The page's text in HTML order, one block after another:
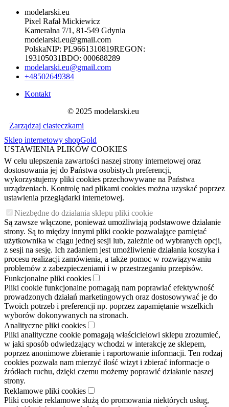
modelarski.eu
Pixel Rafał Mickiewicz
Kameralna 7/1, 81-549 Gdynia
modelarski.eu@gmail.com
PolskaNIP: PL9661310819REGON:
193105031BDO: 000688289
modelarski.eu@gmail.com
+48502649384
Kontakt
© 2025 modelarski.eu
Zarządzaj ciasteczkami
Sklep internetowy shopGold
USTAWIENIA PLIKÓW COOKIES
W celu ulepszenia zawartości naszej strony internetowej oraz
dostosowania jej do Państwa osobistych preferencji,
wykorzystujemy pliki cookies przechowywane na Państwa
urządzeniach. Kontrolę nad plikami cookies można uzyskać poprzez
ustawienia przeglądarki internetowej.
Niezbędne do działania sklepu pliki cookie
Są zawsze włączone, ponieważ umożliwiają podstawowe działanie
strony. Są to między innymi pliki cookie pozwalające pamiętać
użytkownika w ciągu jednej sesji lub, zależnie od wybranych opcji,
z sesji na sesję. Ich zadaniem jest umożliwienie działania koszyka i
procesu realizacji zamówienia, a także pomoc w rozwiązywaniu
problemów z zabezpieczeniami i w przestrzeganiu przepisów.
Funkcjonalne pliki cookies
Pliki cookie funkcjonalne pomagają nam poprawiać efektywność
prowadzonych działań marketingowych oraz dostosowywać je do
Twoich potrzeb i preferencji np. poprzez zapamiętanie wszelkich
wyborów dokonywanych na stronach.
Analityczne pliki cookies
Pliki analityczne cookie pomagają właścicielowi sklepu zrozumieć,
w jaki sposób odwiedzający wchodzi w interakcję ze sklepem,
poprzez anonimowe zbieranie i raportowanie informacji. Ten rodzaj
cookies pozwala nam mierzyć ilość wizyt i zbierać informacje o
źródłach ruchu, dzięki czemu możemy poprawić działanie naszej
strony.
Reklamowe pliki cookies
Pliki cookie reklamowe służą do promowania niektórych usług,